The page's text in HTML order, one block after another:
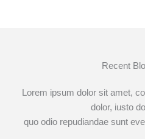
Recent
Lorem ipsum dolor sit amet,
dolor, iusto
quo odio repudiandae sunt